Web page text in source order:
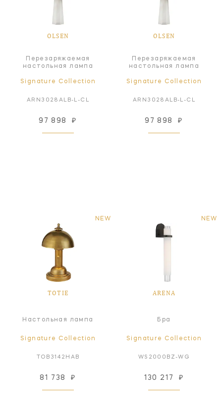
OLSEN
Перезаряжаемая
настольная лампа
Signature Collection
ARN3028ALB-L-CL
97 898 ₽
OLSEN
Перезаряжаемая
настольная лампа
Signature Collection
ARN3028ALB-L-CL
97 898 ₽
NEW
TOTIE
Настольная лампа
Signature Collection
TOB3142HAB
81 738 ₽
NEW
ARENA
Бра
Signature Collection
WS2000BZ-WG
130 217 ₽